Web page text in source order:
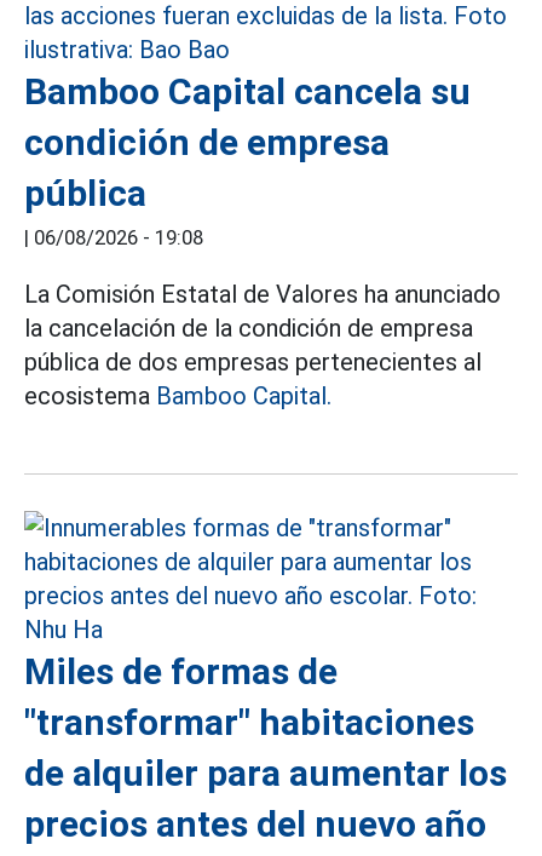
Bamboo Capital cancela su
condición de empresa
pública
| 06/08/2026 - 19:08
La Comisión Estatal de Valores ha anunciado
la cancelación de la condición de empresa
pública de dos empresas pertenecientes al
ecosistema Bamboo Capital.
Miles de formas de
"transformar" habitaciones
de alquiler para aumentar los
precios antes del nuevo año